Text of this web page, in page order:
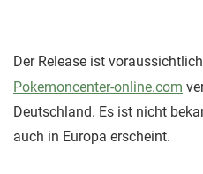
Der Release ist
Pokemoncenter-online.com
Deutschland. Es ist nicht
auch in Europa erscheint.